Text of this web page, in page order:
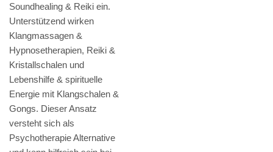
Soundhealing & Reiki ein.
Unterstützend wirken
Klangmassagen &
Hypnosetherapien, Reiki &
Kristallschalen und
Lebenshilfe & spirituelle
Energie mit Klangschalen &
Gongs. Dieser Ansatz
versteht sich als
Psychotherapie Alternative